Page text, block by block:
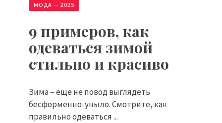
МОДА — 2025
9 примеров, как
одеваться зимой
стильно и красиво
Зима – еще не повод выглядеть
бесформенно-уныло. Смотрите, как
правильно одеваться ...